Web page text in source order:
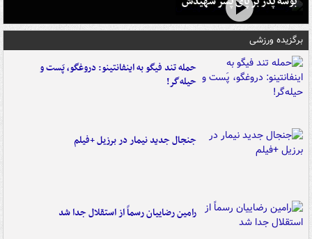
برگزیده ورزشی
حمله تند فیگو به اینفانتینو: دروغگو، پَست‌ و
حیله‌گر!
جنجال جدید نیمار در برزیل +فیلم
رامین رضاییان رسماً از استقلال جدا شد